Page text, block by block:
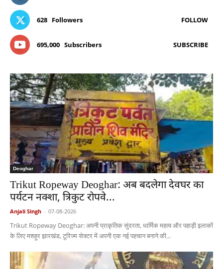
628 Followers FOLLOW
695,000 Subscribers SUBSCRIBE
Deoghar
Trikut Ropeway Deoghar: अब बदलेगा देवघर का
पर्यटन नक्शा, त्रिकुट रोपवे...
Anjali Singh - 07-08-2026
Trikut Ropeway Deoghar: अपनी प्राकृतिक सुंदरता, धार्मिक महत्व और पहाड़ी इलाकों
के लिए मशहूर झारखंड, टूरिज्म सेक्टर में अपनी एक नई पहचान बनाने की...